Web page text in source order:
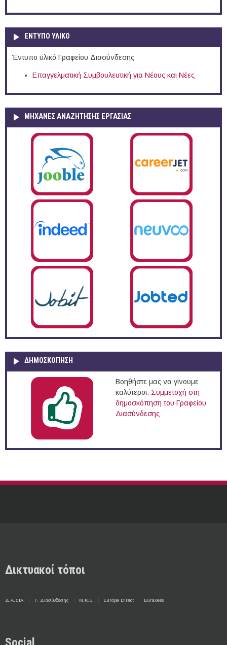
ΕΝΤΥΠΟ ΥΛΙΚΟ
Έντυπο υλικό Γραφείου Διασύνδεσης
Επαγγελματική Συμβουλευτική για Νέους και Νέες
ΜΗΧΑΝΕΣ ΑΝΑΖΗΤΗΣΗΣ ΕΡΓΑΣΙΑΣ
ΔΗΜΟΣΚΌΠΗΣΗ
Βοηθήστε μας να γίνουμε
καλύτεροι. Συμμετοχή στη
δημοσκόπηση του Γραφείου
Διασύνδεσης
Δικτυακοί τόποι
Δ.Α.ΣΤΑ. Γ. Διασύνδεσης Μ.Κ.Ε. Europe Direct Euraxess